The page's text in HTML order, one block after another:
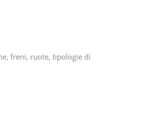
freni, ruote, tipologie di